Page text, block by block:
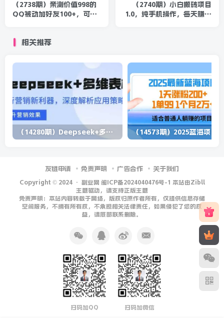
（2738期）亲测价值998的
QQ被动加好友100+，可多
（2740期）小白搬砖项目
1.0，纯手机操作，每天赚个
相关推荐
（14280期）Deepseek+多维表格，银行营销新利器，深度解析应用策略，提升营销效果
友链申请 免责声明 广告合作 关于我们
Copyright © 2024 · 副业网 闽ICP备2024040476号-1 本站由Zibll
主题驱动，请支持正版主题
免责声明：本站内容转载于网络，版权归原作者所有，仅提供信息存储
空间服务，不拥有所有权，不承担相关法律责任，如果侵犯了您的权
益，请底部联系删除。
扫码加QQ 扫码加微信